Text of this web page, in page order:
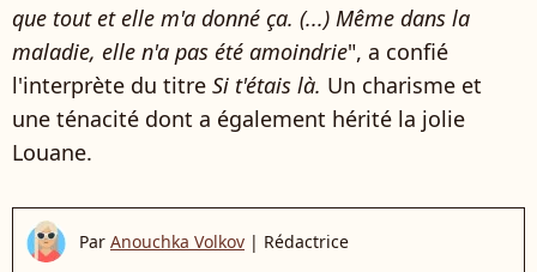
que tout et elle m'a donné ça. (...) Même dans la
maladie, elle n'a pas été amoindrie", a confié
l'interprète du titre Si t'étais là. Un charisme et
une ténacité dont a également hérité la jolie
Louane.
Par Anouchka Volkov | Rédactrice